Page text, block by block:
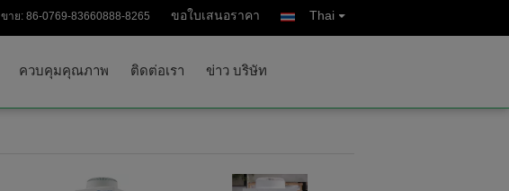
ขาย: 86-0769-83660888-8265 ขอใบเสนอราคา Thai
ควบคุมคุณภาพ ติดต่อเรา ข่าว บริษัท